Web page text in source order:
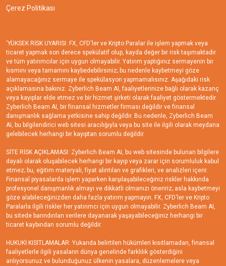
Çerez Politikası
'YÜKSEK RİSK UYARISI: FX, CFD'ler ve Kripto Paralar ile işlem yapmak veya
ticaret yapmak son derece spekülatif olup, kayda değer bir risk taşımaktadır
ve tüm yatırımcılar için uygun olmayabilir. Yatırım yaptığınız sermayenin bir
kısmını veya tamamını kaybedebilirsiniz; bu nedenle kaybetmeyi göze
alamayacağınız sermaye ile spekülasyon yapmamalısınız. Aşağıdaki risk
açıklamasına bakınız. Zyberlich Beam AI, faaliyetlerinize bağlı olarak kazanç
veya kayıplar elde etmez ve bir hizmet şirketi olarak faaliyet göstermektedir.
Zyberlich Beam AI, bir finansal hizmetler firması değildir ve finansal
danışmanlık sağlama yetkisine sahip değildir. Bu nedenle, Zyberlich Beam
AI, bu bilgilendirici web sitesi aracılığıyla veya bu site ile ilgili olarak meydana
gelebilecek herhangi bir kayıptan sorumlu değildir.
SİTE RİSK AÇIKLAMASI: Zyberlich Beam AI, bu web sitesinde bulunan bilgilere
dayalı olarak oluşabilecek herhangi bir kayıp veya zarar için sorumluluk kabul
etmez; bu, eğitim materyali, fiyat alıntıları ve grafikleri, ve analizleri içerir.
Finansal piyasalarda işlem yaparken karşılaşabileceğiniz riskler hakkında
profesyonel danışmanlık almayı ve dikkatli olmanızı öneririz; asla kaybetmeyi
göze alabileceğinizden daha fazla yatırım yapmayın. FX, CFD'ler ve Kripto
Paralarla ilgili riskler her yatırımcı için uygun olmayabilir. Zyberlich Beam AI,
bu sitede barındırılan verilere dayanarak yaşayabileceğiniz herhangi bir
ticaret kaybından sorumlu değildir.
HUKUKİ KISITLAMALAR: Yukarıda belirtilen hükümleri kısıtlamadan, finansal
faaliyetlerle ilgili yasaların dünya genelinde farklılık gösterdiğini
anlıyorsunuz ve bulunduğunuz ülkenin yasalara, düzenlemelere veya